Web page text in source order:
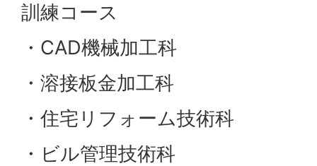
訓練コース
・CAD機械加工科
・溶接板金加工科
・住宅リフォーム技術科
・ビル管理技術科